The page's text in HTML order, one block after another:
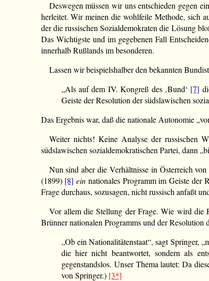
Deswegen müssen wir uns entschieden gegen
herleitet. Wir meinen die wohlfeile Methode, sich
der die russischen Sozialdemokraten die Lösung
Das Wichtigste und im gegebenen Fall
innerhalb Rußlands im besonderen.
Lassen wir beispielshalber den bekannten
„Als auf dem IV. Kongreß des ‚Bund‘ [7]
Geiste der Resolution der südslawischen
Das Ergebnis war, daß die nationale Autonomie
Weiter nichts! Keine Analyse der russischen
südslawischen sozialdemokratischen Partei, dann
Nun sind aber die Verhältnisse in Österreich
(1899) [8] ein nationales Programm im Geiste der
Frage durchaus, sozusagen, nicht russisch anfaßt
Vor allem die Stellung der Frage. Wie wird die
Brünner nationalen Programms und der Resolution
„Ob ein Nationalitätenstaat“, sagt Springer,
die hier nicht beantwortet, sondern als
gegenstandslos. Unser Thema lautet: Da
von Springer.) [3*]